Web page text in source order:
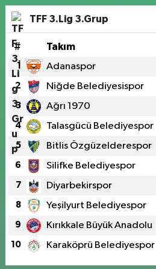
TFF 3.Lig 3.Grup
# Takım
1 Adanaspor
2 Niğde Belediyesispor
3 Ağrı 1970
4 Talasgücü Belediyespor
5 Bitlis Özgüzelderespor
6 Silifke Belediyespor
7 Diyarbekirspor
8 Yeşilyurt Belediyespor
9 Kırıkkale Büyük Anadolu
10 Karaköprü Belediyespor